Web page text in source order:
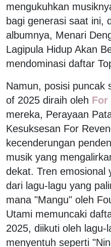
mengukuhkan
bagi generasi saat ini,
albumnya, Menari
Lagipula Hidup Akan
mendominasi daftar
Namun, posisi puncak
of 2025 diraih oleh For
mereka, Perayaan
Kesuksesan For
kecenderungan
musik yang
dekat. Tren emosional
dari lagu-lagu yang
mana "Mangu" oleh
Utami memuncaki
2025, diikuti oleh
menyentuh seperti